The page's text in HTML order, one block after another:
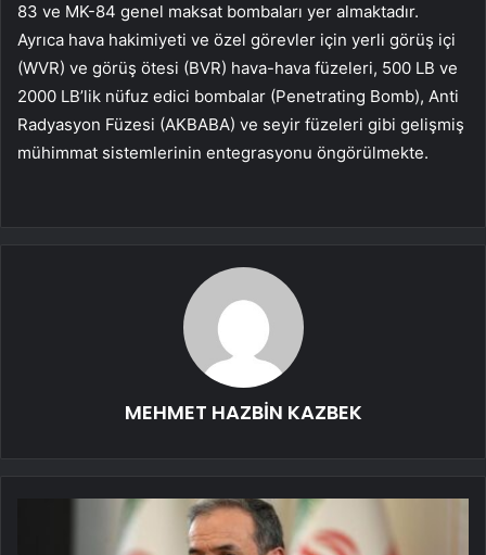
83 ve MK-84 genel maksat bombaları yer almaktadır.
Ayrıca hava hakimiyeti ve özel görevler için yerli görüş içi
(WVR) ve görüş ötesi (BVR) hava-hava füzeleri, 500 LB ve
2000 LB’lik nüfuz edici bombalar (Penetrating Bomb), Anti
Radyasyon Füzesi (AKBABA) ve seyir füzeleri gibi gelişmiş
mühimmat sistemlerinin entegrasyonu öngörülmekte.
MEHMET HAZBİN KAZBEK